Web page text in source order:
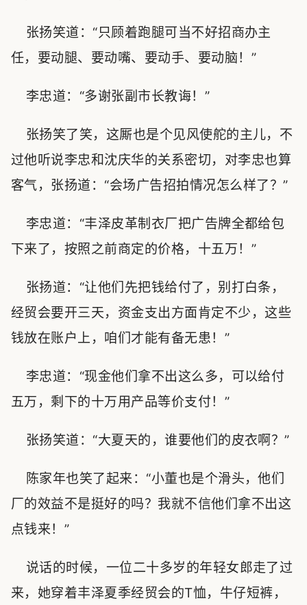
张扬笑道：“只顾着跑腿可当不好招商办主
任，要动腿、要动嘴、要动手、要动脑！”
李忠道：“多谢张副市长教诲！”
张扬笑了笑，这厮也是个见风使舵的主儿，不
过他听说李忠和沈庆华的关系密切，对李忠也算
客气，张扬道：“会场广告招拍情况怎么样了？”
李忠道：“丰泽皮革制衣厂把广告牌全都给包
下来了，按照之前商定的价格，十五万！”
张扬道：“让他们先把钱给付了，别打白条，
经贸会要开三天，资金支出方面肯定不少，这些
钱放在账户上，咱们才能有备无患！”
李忠道：“现金他们拿不出这么多，可以给付
五万，剩下的十万用产品等价支付！”
张扬笑道：“大夏天的，谁要他们的皮衣啊？”
陈家年也笑了起来：“小董也是个滑头，他们
厂的效益不是挺好的吗？我就不信他们拿不出这
点钱来！”
说话的时候，一位二十多岁的年轻女郎走了过
来，她穿着丰泽夏季经贸会的T恤，牛仔短裤，